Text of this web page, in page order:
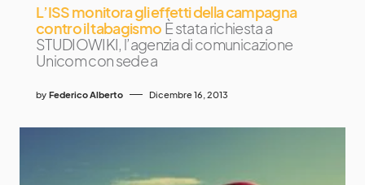
L’ISS monitora gli effetti della campagna
contro il tabagismo È stata richiesta a
STUDIOWIKI, l’agenzia di comunicazione
Unicom con sede a
by Federico Alberto Dicembre 16, 2013